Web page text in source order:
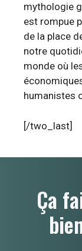
mythologie
est rompue
de la place
notre
monde où
humanistes
[/two_last]
Ça